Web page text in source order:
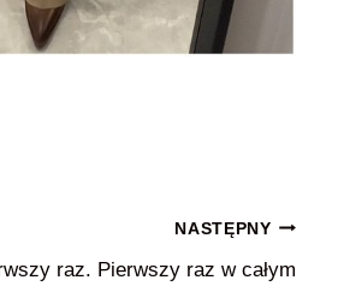
NASTĘPNY
raz. Pierwszy raz w całym